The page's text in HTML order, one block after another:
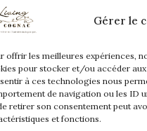
Gérer le
offrir les meilleures expériences,
pour stocker et/ou accéder
à ces technologies nous
de navigation ou les ID
retirer son consentement peut
et fonctions.